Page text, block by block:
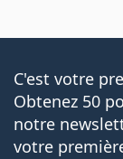
C'est votre
Obtenez 50
notre
votre